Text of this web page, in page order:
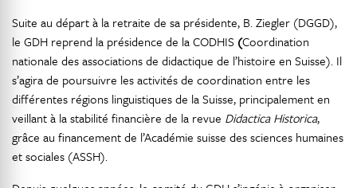
Suite au départ à la retraite de sa présidente, B. Ziegler (DGGD),
le GDH reprend la présidence de la CODHIS (Coordination
nationale des associations de didactique de l’histoire en Suisse). Il
s’agira de poursuivre les activités de coordination entre les
différentes régions linguistiques de la Suisse, principalement en
veillant à la stabilité financière de la revue Didactica Historica,
grâce au financement de l’Académie suisse des sciences humaines
et sociales (ASSH).